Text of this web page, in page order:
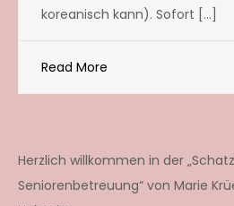
koreanisch kann). Sofort […]
Read More
Herzlich willkommen in der
Seniorenbetreuung“ von Marie